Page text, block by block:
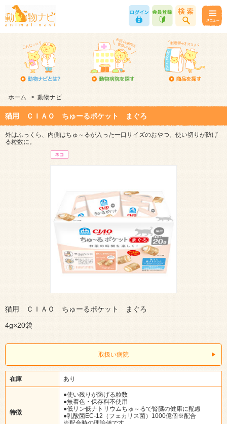
ホーム > 動物ナビ
猫用 ＣＩＡＯ ちゅーるポケット まぐろ
外はふっくら、内側はちゅ～るが入った一口サイズのおやつ。使い切りが防げ
る粒数に。
猫用 ＣＩＡＯ ちゅーるポケット まぐろ
4g×20袋
取扱い病院
在庫 あり
特徴
●使い残りが防げる粒数
●無着色・保存料不使用
●低リン低ナトリウムちゅ～るで腎臓の健康に配慮
●乳酸菌EC-12（フェカリス菌）1000億個※配合